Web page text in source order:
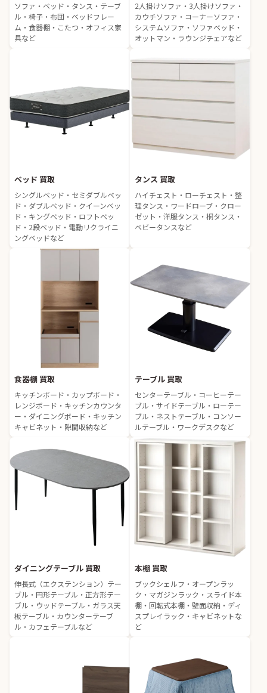
ソファ・ベッド・タンス・テーブ
ル・椅子・布団・ベッドフレー
ム・食器棚・こたつ・オフィス家
具など
2人掛けソファ・3人掛けソファ・
カウチソファ・コーナーソファ・
システムソファ・ソファベッド・
オットマン・ラウンジチェアなど
ベッド 買取
シングルベッド・セミダブルベッ
ド・ダブルベッド・クイーンベッ
ド・キングベッド・ロフトベッ
ド・2段ベッド・電動リクライニ
ングベッドなど
タンス 買取
ハイチェスト・ローチェスト・整
理タンス・ワードローブ・クロー
ゼット・洋服タンス・桐タンス・
ベビータンスなど
食器棚 買取
キッチンボード・カップボード・
レンジボード・キッチンカウンタ
ー・ダイニングボード・キッチン
キャビネット・隙間収納など
テーブル 買取
センターテーブル・コーヒーテー
ブル・サイドテーブル・ローテー
ブル・ネストテーブル・コンソー
ルテーブル・ワークデスクなど
ダイニングテーブル 買取
伸長式（エクステンション）テー
ブル・円形テーブル・正方形テー
ブル・ウッドテーブル・ガラス天
板テーブル・カウンターテーブ
ル・カフェテーブルなど
本棚 買取
ブックシェルフ・オープンラッ
ク・マガジンラック・スライド本
棚・回転式本棚・壁面収納・ディ
スプレイラック・キャビネットな
ど